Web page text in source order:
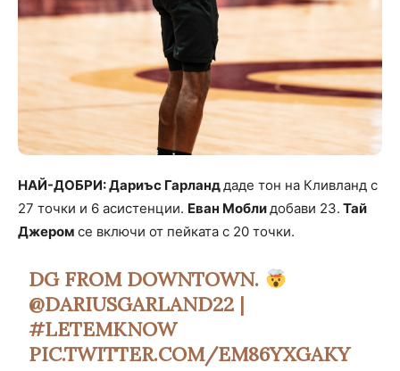
НАЙ-ДОБРИ: Дариъс Гарланддаде тон на Кливланд с
27 точки и 6 асистенции. Еван Моблидобави 23. Тай
Джером се включи от пейката с 20 точки.
DG FROM DOWNTOWN.
@DARIUSGARLAND22 |
#LETEMKNOW
PIC.TWITTER.COM/EM86YXGAKY